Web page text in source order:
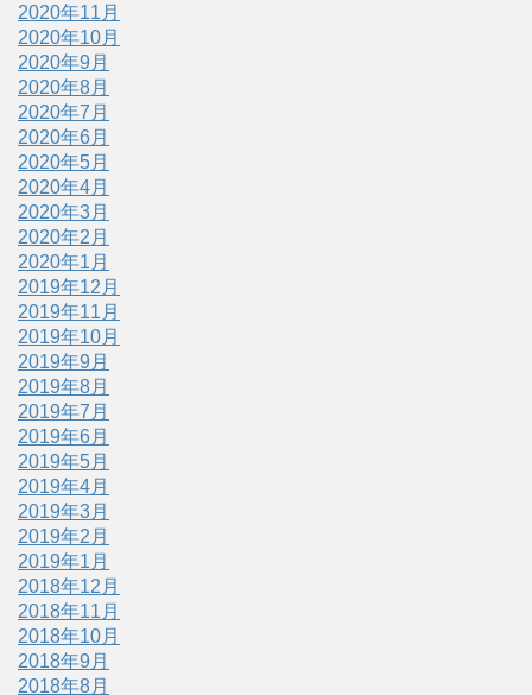
2020年11月
2020年10月
2020年9月
2020年8月
2020年7月
2020年6月
2020年5月
2020年4月
2020年3月
2020年2月
2020年1月
2019年12月
2019年11月
2019年10月
2019年9月
2019年8月
2019年7月
2019年6月
2019年5月
2019年4月
2019年3月
2019年2月
2019年1月
2018年12月
2018年11月
2018年10月
2018年9月
2018年8月